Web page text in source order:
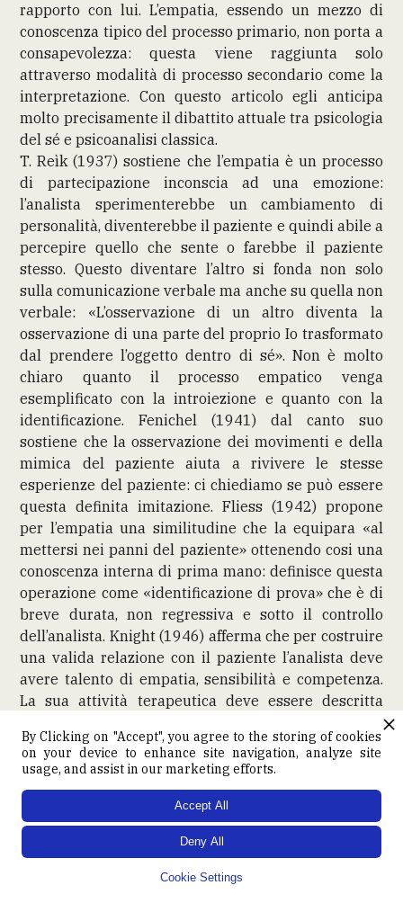
rapporto con lui. L’empatia, essendo un mezzo di
conoscenza tipico del processo primario, non porta a
consapevolezza: questa viene raggiunta solo
attraverso modalità di processo secondario come la
interpretazione. Con questo articolo egli anticipa
molto precisamente il dibattito attuale tra psicologia
del sé e psicoanalisi classica.
T. Reìk (1937) sostiene che l’empatia è un processo
di partecipazione inconscia ad una emozione:
l’analista sperimenterebbe un cambiamento di
personalità, diventerebbe il paziente e quindi abile a
percepire quello che sente o farebbe il paziente
stesso. Questo diventare l’altro si fonda non solo
sulla comunicazione verbale ma anche su quella non
verbale: «L’osservazione di un altro diventa la
osservazione di una parte del proprio Io trasformato
dal prendere l’oggetto dentro di sé». Non è molto
chiaro quanto il processo empatico venga
esemplificato con la introiezione e quanto con la
identificazione. Fenichel (1941) dal canto suo
sostiene che la osservazione dei movimenti e della
mimica del paziente aiuta a rivivere le stesse
esperienze del paziente: ci chiediamo se può essere
questa definita imitazione. Fliess (1942) propone
per l’empatia una similitudine che la equipara «al
mettersi nei panni del paziente» ottenendo cosi una
conoscenza interna di prima mano: definisce questa
operazione come «identificazione di prova» che è di
breve durata, non regressiva e sotto il controllo
dell’analista. Knight (1946) afferma che per costruire
una valida relazione con il paziente l’analista deve
avere talento di empatia, sensibilità e competenza.
La sua attività terapeutica deve essere descritta
obiettività.
«Il terapeuta deve seguire il paziente con empatia
nelle sue azioni irrazionali, sedere con lui,
camminare con lui, giocare con lui, tentare
costantemente di comprendere e dì rimandare al
paziente il prodotto della sua comprensione.»
Questo autore descrive in tal modo soprattutto il suo
By Clicking on "Accept", you agree to the storing of cookies
on your device to enhance site navigation, analyze site
usage, and assist in our marketing efforts.
Cookie Settings
Deny All
Accept All